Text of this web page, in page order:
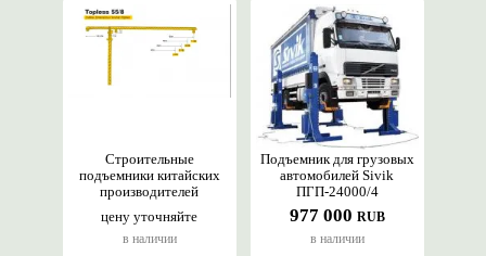
цену уточняйте
в наличии
Строительные
подъемники китайских
производителей
977 000 RUB
в наличии
Подъемник для грузовых
автомобилей Sivik
ПГП-24000/4